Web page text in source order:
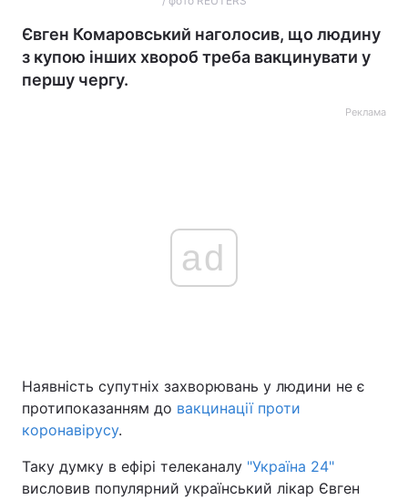
Євген Комаровський наголосив, що людину
з купою інших хвороб треба вакцинувати у
першу чергу.
Реклама
ad
Наявність супутніх захворювань у людини не є
протипоказанням до вакцинації проти
коронавірусу.
Таку думку в ефірі телеканалу "Україна 24"
висловив популярний український лікар Євген